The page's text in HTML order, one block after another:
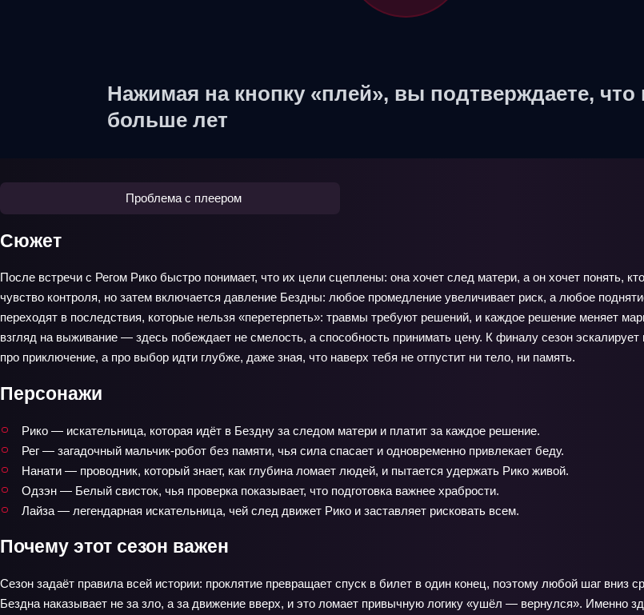
Нажимая на кнопку «плей», вы подтверждаете, что
больше лет
Проблема с плеером
Сюжет
После встречи с Регом Рико быстро понимает, что их цели сцеплены: она хочет след матери, а он хочет понять,
чувство контроля, но затем включается давление Бездны: любое промедление увеличивает риск, а любое
переходят в последствия, которые нельзя «перетерпеть»: травмы требуют решений, и каждое решение меняет
взгляд на выживание — здесь побеждает не смелость, а способность принимать цену. К финалу сезон
про приключение, а про выбор идти глубже, даже зная, что наверх тебя не отпустит ни тело, ни память.
Персонажи
Рико — искательница, которая идёт в Бездну за следом матери и платит за каждое решение.
Рег — загадочный мальчик‑робот без памяти, чья сила спасает и одновременно привлекает беду.
Нанати — проводник, который знает, как глубина ломает людей, и пытается удержать Рико живой.
Одзэн — Белый свисток, чья проверка показывает, что подготовка важнее храбрости.
Лайза — легендарная искательница, чей след движет Рико и заставляет рисковать всем.
Почему этот сезон важен
Сезон задаёт правила всей истории: проклятие превращает спуск в билет в один конец, поэтому любой шаг
Бездна наказывает не за зло, а за движение вверх, и это ломает привычную логику «ушёл — вернулся». Именно